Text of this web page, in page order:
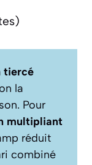
tiercé
la
Pour
multipliant
réduit
combiné